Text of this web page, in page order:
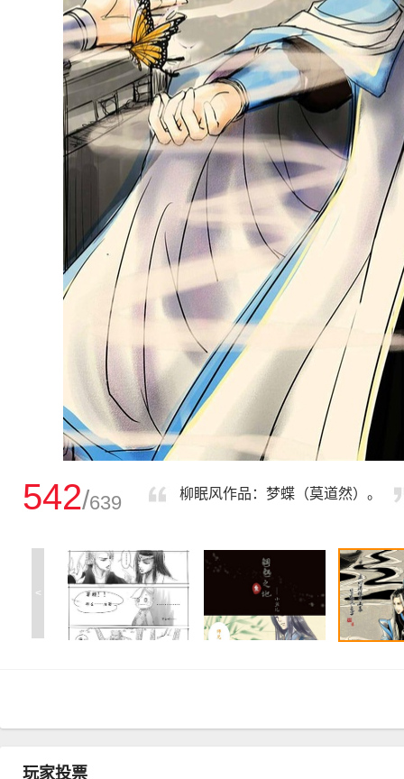
542/639 柳眠风作品：梦蝶（莫道然）。
<
玩家投票